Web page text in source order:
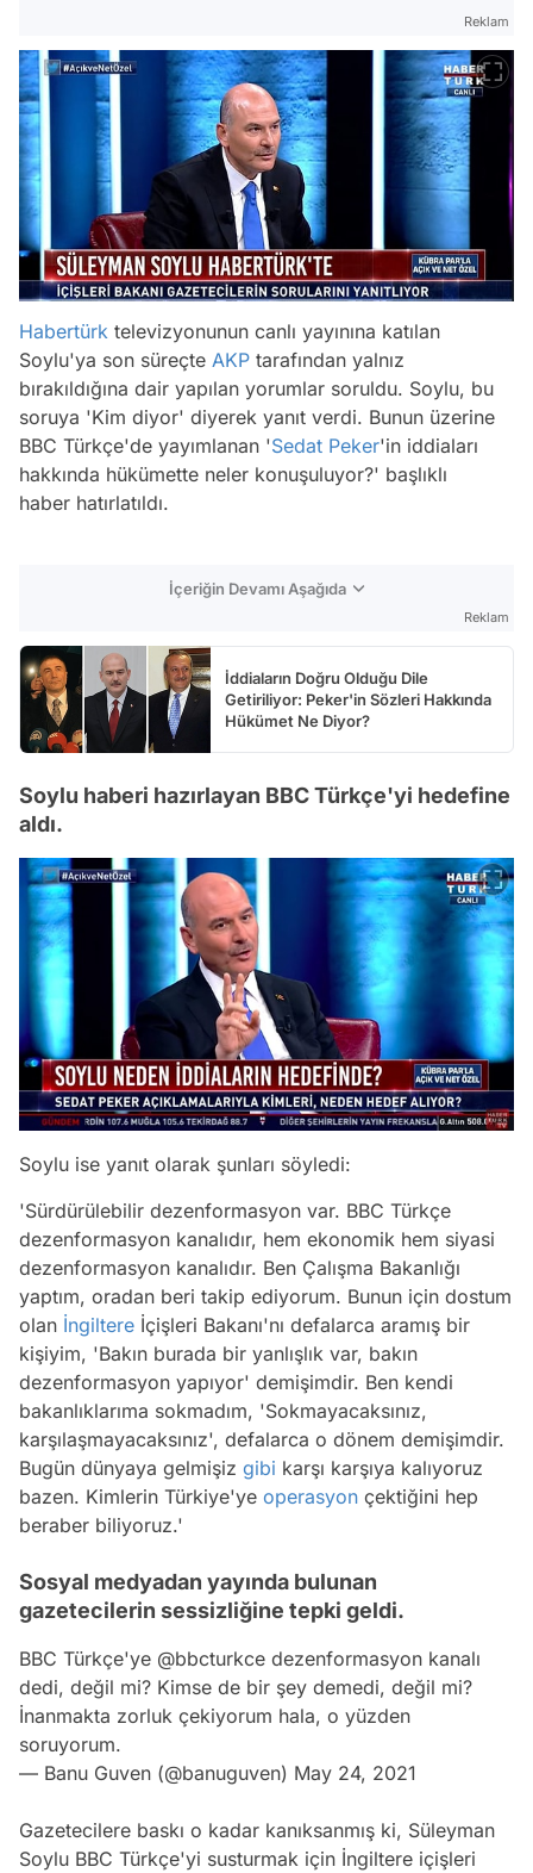
Reklam
Habertürk televizyonunun canlı yayınına katılan
Soylu'ya son süreçte AKP tarafından yalnız
bırakıldığına dair yapılan yorumlar soruldu. Soylu, bu
soruya 'Kim diyor' diyerek yanıt verdi. Bunun üzerine
BBC Türkçe'de yayımlanan 'Sedat Peker'in iddiaları
hakkında hükümette neler konuşuluyor?' başlıklı
haber hatırlatıldı.
İçeriğin Devamı Aşağıda
Reklam
İddiaların Doğru Olduğu Dile
Getiriliyor: Peker'in Sözleri Hakkında
Hükümet Ne Diyor?
Soylu haberi hazırlayan BBC Türkçe'yi hedefine
aldı.
Soylu ise yanıt olarak şunları söyledi:
'Sürdürülebilir dezenformasyon var. BBC Türkçe
dezenformasyon kanalıdır, hem ekonomik hem siyasi
dezenformasyon kanalıdır. Ben Çalışma Bakanlığı
yaptım, oradan beri takip ediyorum. Bunun için dostum
olan İngiltere İçişleri Bakanı'nı defalarca aramış bir
kişiyim, 'Bakın burada bir yanlışlık var, bakın
dezenformasyon yapıyor' demişimdir. Ben kendi
bakanlıklarıma sokmadım, 'Sokmayacaksınız,
karşılaşmayacaksınız', defalarca o dönem demişimdir.
Bugün dünyaya gelmişiz gibi karşı karşıya kalıyoruz
bazen. Kimlerin Türkiye'ye operasyon çektiğini hep
beraber biliyoruz.'
Sosyal medyadan yayında bulunan
gazetecilerin sessizliğine tepki geldi.
BBC Türkçe'ye @bbcturkce dezenformasyon kanalı
dedi, değil mi? Kimse de bir şey demedi, değil mi?
İnanmakta zorluk çekiyorum hala, o yüzden
soruyorum.
— Banu Guven (@banuguven) May 24, 2021
Gazetecilere baskı o kadar kanıksanmış ki, Süleyman
Soylu BBC Türkçe'yi susturmak için İngiltere içişleri